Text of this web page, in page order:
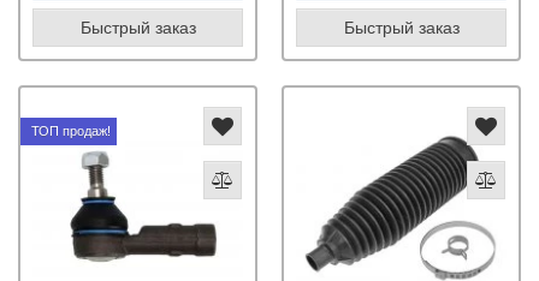
Быстрый заказ Быстрый заказ
ТОП продаж!